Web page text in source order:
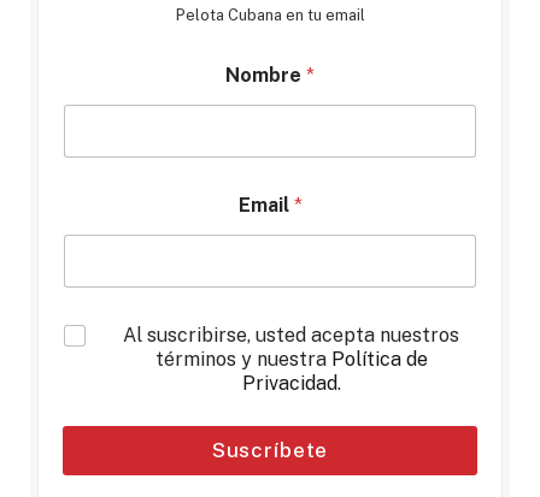
Pelota Cubana en tu email
Nombre *
Email *
*
Al suscribirse, usted acepta nuestros
términos y nuestra Política de
Privacidad.
Suscríbete